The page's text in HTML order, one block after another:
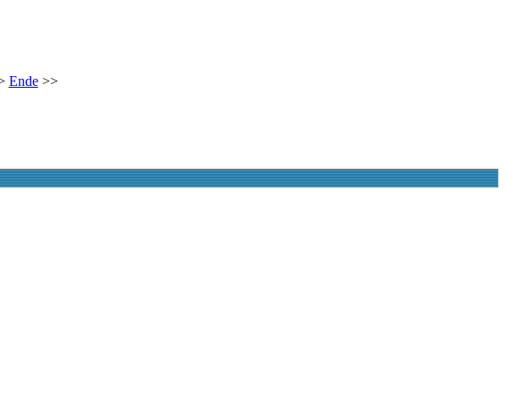
Ende>>